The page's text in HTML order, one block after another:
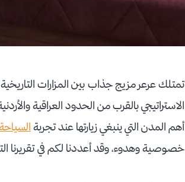
تمتلك عرعر مزيج جذاب بين المزارات
الاستراتيجي بالقرب من الحدود العراقية
أهم المدن التي ينبغي زيارتها عند تجربة
خصوصية وهدوء، وقد أعددنا لكم في تقريرنا